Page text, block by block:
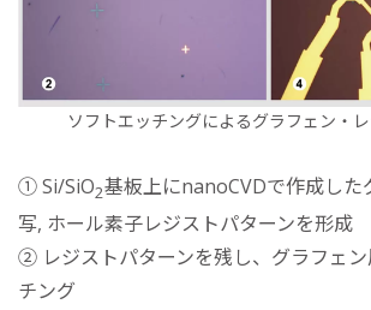
ソフトエッチングによるグラフェン・
① Si/SiO2基板上にnanoCVDで作成した
写, ホール素子レジストパターンを形成
② レジストパターンを残し、グラフェ
チング